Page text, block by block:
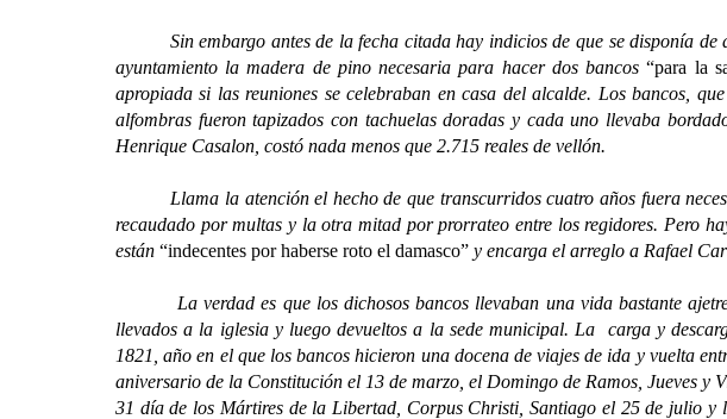
Sin embargo antes de la fecha citada hay indicios de que se disponía de
ayuntamiento la madera de pino necesaria para hacer dos bancos“para la
apropiada si las reuniones se celebraban en casa del alcalde. Los bancos,
alfombras fueron tapizados con tachuelas doradas y cada uno llevaba
Henrique Casalon, costó nada menos que 2.715 reales de vellón.
Llama la atención el hecho de que transcurridos cuatro años fuera
recaudado por multas y la otra mitad por prorrateo entre los regidores. Pero
están “indecentes por haberse roto el damasco” y encarga el arreglo a Rafael
La verdad es que los dichosos bancos llevaban una vida bastante
llevados a la iglesia y luego devueltos a la sede municipal. La carga y
1821, año en el que los bancos hicieron una docena de viajes de ida y vuelta
aniversario de la Constitución el 13 de marzo, el Domingo de Ramos, Jueves
31 día de los Mártires de la Libertad, Corpus Christi, Santiago el 25 de julio y